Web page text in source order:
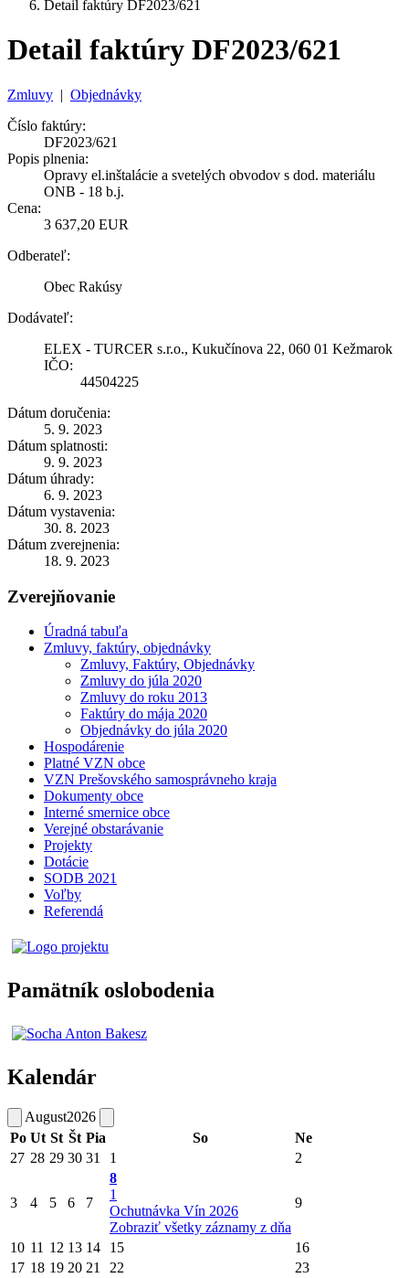
Detail faktúry DF2023/621
Detail faktúry DF2023/621
Zmluvy | Objednávky
Číslo faktúry:
DF2023/621
Popis plnenia:
Opravy el.inštalácie a svetelých obvodov s dod. materiálu
ONB - 18 b.j.
Cena:
3 637,20 EUR
Odberateľ:
Obec Rakúsy
Dodávateľ:
ELEX - TURCER s.r.o., Kukučínova 22, 060 01 Kežmarok
IČO:
44504225
Dátum doručenia:
5. 9. 2023
Dátum splatnosti:
9. 9. 2023
Dátum úhrady:
6. 9. 2023
Dátum vystavenia:
30. 8. 2023
Dátum zverejnenia:
18. 9. 2023
Zverejňovanie
Úradná tabuľa
Zmluvy, faktúry, objednávky
Zmluvy, Faktúry, Objednávky
Zmluvy do júla 2020
Zmluvy do roku 2013
Faktúry do mája 2020
Objednávky do júla 2020
Hospodárenie
Platné VZN obce
VZN Prešovského samosprávneho kraja
Dokumenty obce
Interné smernice obce
Verejné obstarávanie
Projekty
Dotácie
SODB 2021
Voľby
Referendá
Pamätník oslobodenia
Kalendár
August2026
Po Ut St Št Pia So
Ne
27 28 29 30 31 1 2
3 4 5 6 7
8
1
Ochutnávka Vín 2026
Zobraziť všetky záznamy z dňa
9
10 11 12 13 14 15
16
17 18 19 20 21 22
23